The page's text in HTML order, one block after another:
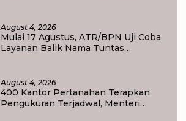
August 4, 2026
Mulai 17 Agustus, ATR/BPN Uji Coba
Layanan Balik Nama Tuntas
August 4, 2026
400 Kantor Pertanahan Terapkan
Pengukuran Terjadwal, Menteri